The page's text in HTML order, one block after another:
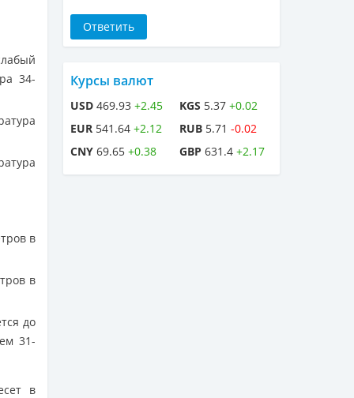
34-
в
в
до
31-
в
Курсы валют
USD 469.93 +2.45
EUR 541.64 +2.12
CNY 69.65 +0.38
KGS 5.37 +0.02
RUB 5.71 -0.02
GBP 631.4 +2.17